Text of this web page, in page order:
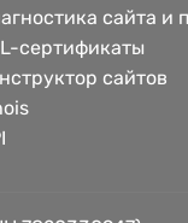
сайта и
сертификаты
сайтов